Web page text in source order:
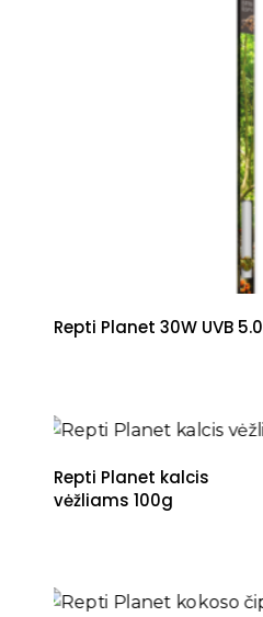
Repti Planet 30W UVB 5.0
Repti Planet kalcis
vėžliams 100g